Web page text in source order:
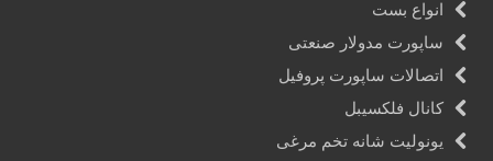
انواع بست
ساپورت مدولار صنعتی
اتصالات ساپورت پروفیل
کانال فلکسیبل
یونولیت شانه تخم مرغی